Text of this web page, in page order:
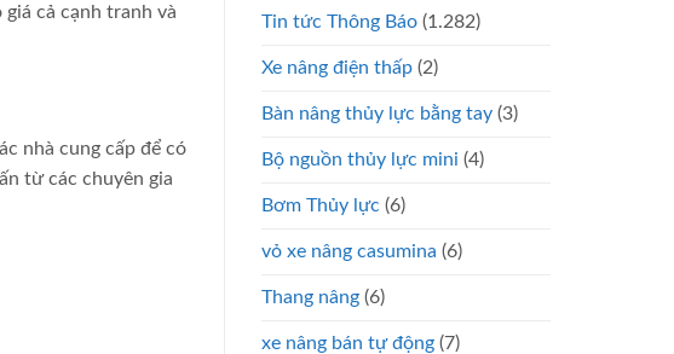
cả cạnh tranh và
nhà cung cấp để có
từ các chuyên gia
Tin tức Thông Báo (1.282)
Xe nâng điện thấp (2)
Bàn nâng thủy lực bằng tay (3)
Bộ nguồn thủy lực mini (4)
Bơm Thủy lực (6)
vỏ xe nâng casumina (6)
Thang nâng (6)
xe nâng bán tự động (7)